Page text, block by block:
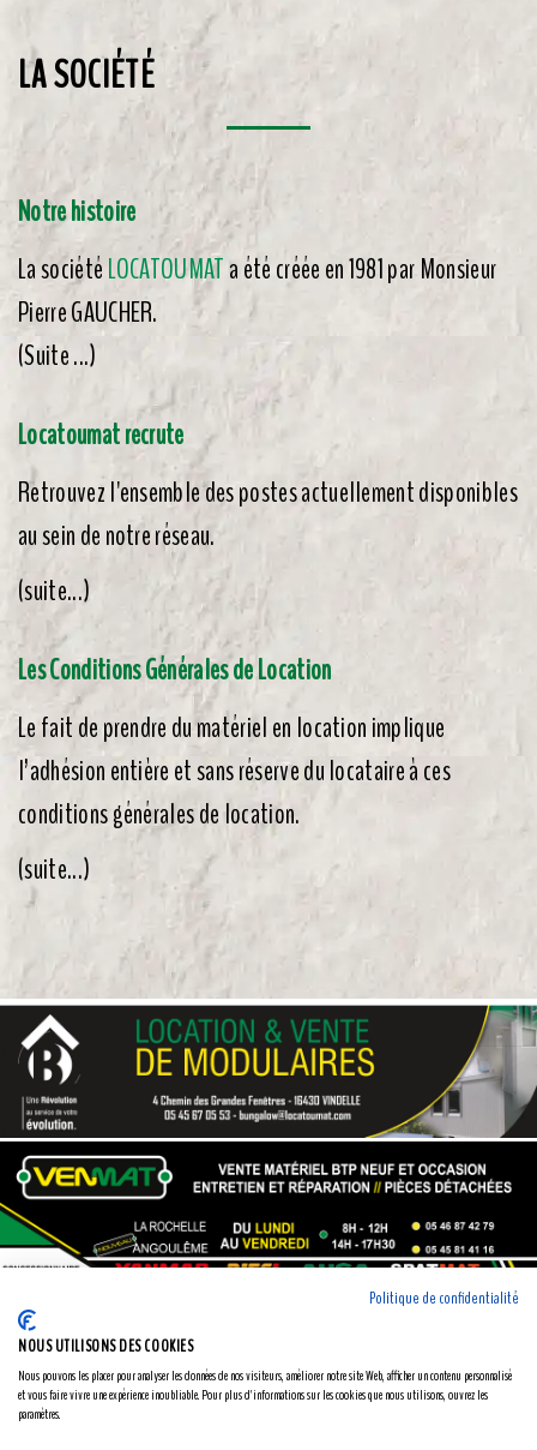
LA SOCIÉTÉ
Notre histoire
La sociétéLOCATOUMATa été créée en 1981 par Monsieur
Pierre GAUCHER.
(Suite ...)
Locatoumat recrute
​Retrouvez l'ensemble des postes actuellement disponibles
au sein de notre réseau.
(suite...)
Les Conditions Générales de Location
Le fait de prendre du matériel en location implique
l’adhésion entière et sans réserve du locataire à ces
conditions générales de location.
(suite...)
Politique de confidentialité
NOUS UTILISONS DES COOKIES
Nous pouvons les placer pour analyser les données de nos visiteurs, améliorer notre site Web, afficher un contenu personnalisé
et vous faire vivre une expérience inoubliable. Pour plus d'informations sur les cookies que nous utilisons, ouvrez les
paramètres.